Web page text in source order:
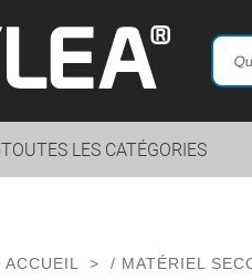
TOUTES LES CATÉGORIES
ACCUEIL > / MATÉRIEL